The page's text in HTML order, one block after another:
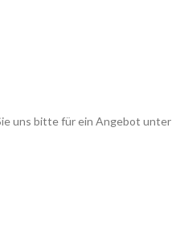
uns bitte für ein Angebot unter